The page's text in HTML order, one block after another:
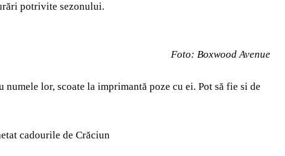
potrivite sezonului.
Foto: Boxwood Avenue
lor, scoate la imprimantă poze cu ei. Pot să fie si de